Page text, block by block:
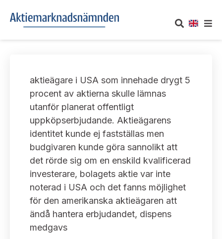
Om oss
Vårt uppdrag
Informationsgivning
Arbetssätt och jävsfrågor
Stadgar
Arbetsordning
Ledamöter
UTTALANDEN
Om nämndens uttalanden
Framställningar och konsultation
Uttalanden sorterade efter publiceringsdatum
Samtliga uttalanden sorterade årsvis
Uttalanden sorterade ämnesvis
TAKEOVER-REGLER
Takeover-regler för reglerade marknader och vissa
handelsplattformar
AKTUELLT
Nyheter och pressmeddelanden
Prenumerera
Bildarkiv
KONTAKT
Kontakt angående ansökningar och uttalanden
Kontakt administrativa ärenden
aktieägare i USA som innehade drygt 5
procent av aktierna skulle lämnas
utanför planerat offentligt
uppköpserbjudande. Aktieägarens
identitet kunde ej fastställas men
budgivaren kunde göra sannolikt att
det rörde sig om en enskild kvalificerad
investerare, bolagets aktie var inte
noterad i USA och det fanns möjlighet
för den amerikanska aktieägaren att
ändå hantera erbjudandet, dispens
medgavs